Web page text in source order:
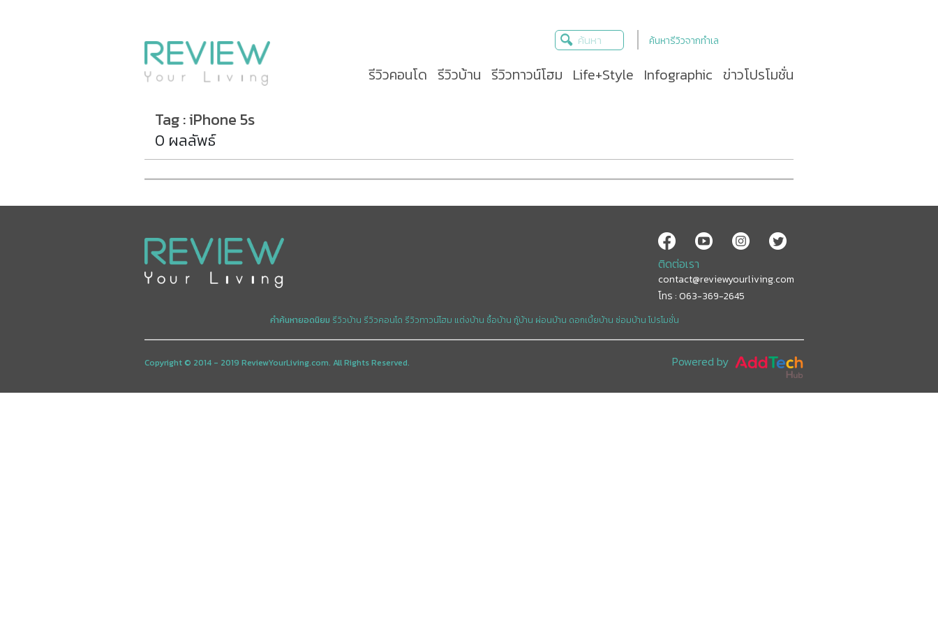
ค้นหารีวิวจากทำเล
รีวิวคอนโด รีวิวบ้าน รีวิวทาวน์โฮม Life+Style Infographic ข่าวโปรโมชั่น
Tag : iPhone 5s
0 ผลลัพธ์
ติดต่อเรา
contact@reviewyourliving.com
โทร : 063-369-2645
คำค้นหายอดนิยม รีวิวบ้าน รีวิวคอนโด รีวิวทาวน์โฮม แต่งบ้าน ซื้อบ้าน กู้บ้าน ผ่อนบ้าน ดอกเบี้ยบ้าน ซ่อมบ้านโปรโมชั่น
Copyright © 2014 - 2019 ReviewYourLiving.com. All Rights Reserved. Powered by